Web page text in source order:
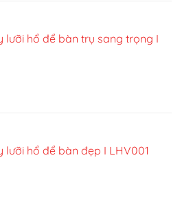
lưỡi hổ để bàn trụ sang trọng I
lưỡi hổ để bàn đẹp I LHV001